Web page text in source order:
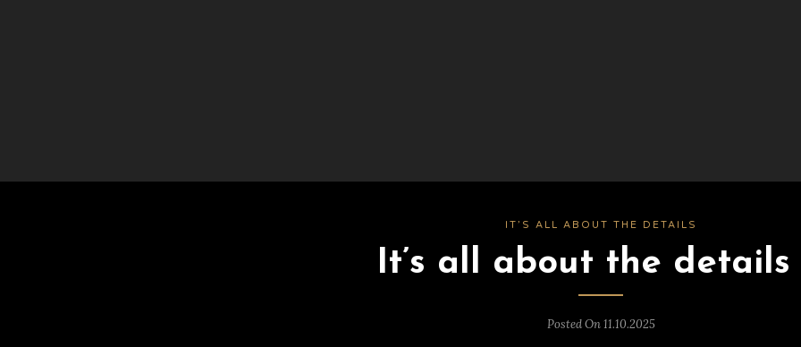
IT’S ALL ABOUT THE DETAILS
It’s all about the details
Posted On 11.10.2025